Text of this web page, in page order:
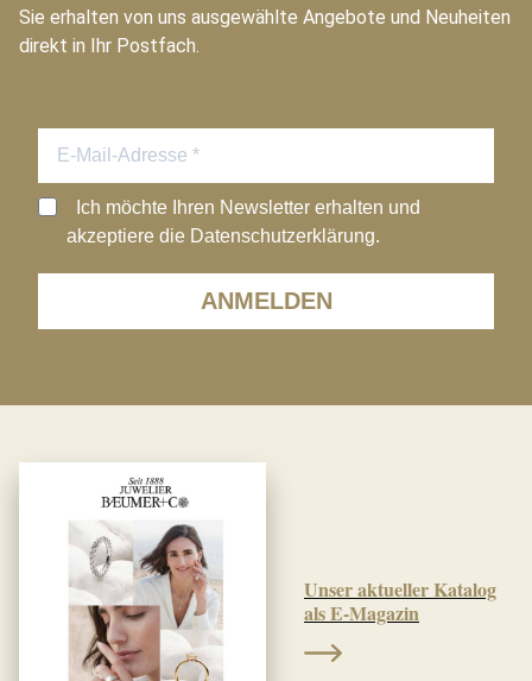
Sie erhalten von uns ausgewählte Angebote und Neuheiten
direkt in Ihr Postfach.
ANMELDEN
Ich möchte Ihren Newsletter erhalten und
akzeptiere die Datenschutzerklärung.
Unser aktueller Katalog
als E-Magazin